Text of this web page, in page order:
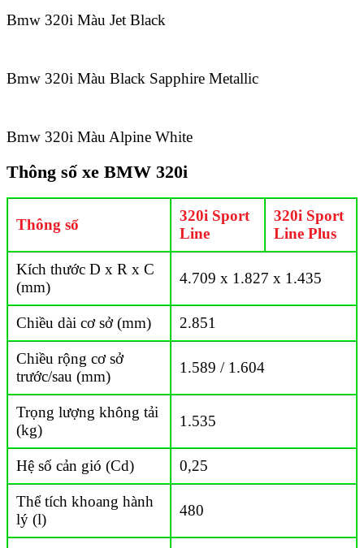
Bmw 320i Màu Jet Black
Bmw 320i Màu Black Sapphire Metallic
Bmw 320i Màu Alpine White
Thông số xe BMW 320i
Thông số
320i Sport
Line
320i Sport
Line Plus
Kích thước D x R x C
(mm)
4.709 x 1.827 x 1.435
Chiều dài cơ sở (mm) 2.851
Chiều rộng cơ sở
trước/sau (mm)
1.589 / 1.604
Trọng lượng không tải
(kg)
1.535
Hệ số cản gió (Cd) 0,25
Thể tích khoang hành
lý (l)
480